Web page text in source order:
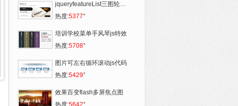
jqueryfeatureList三图轮换带文字提示
热度:5377°
培训学校菜单手风琴js特效
热度:5708°
图片可左右循环滚动js代码
热度:5429°
效果百变flash多屏焦点图
热度:5642°